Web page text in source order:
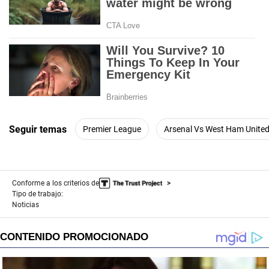
Seguir temas Premier League Arsenal Vs West Ham United
Conforme a los criterios de
Tipo de trabajo:
Noticias